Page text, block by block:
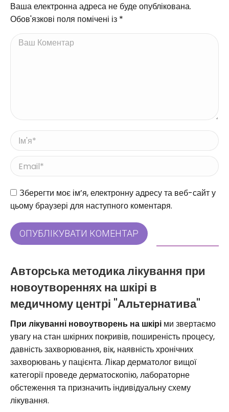
Ваша електронна адреса не буде опублікована.
Обов'язкові поля помічені із *
Ваш Коментар
Ім'я *
Email *
Веб-сайт
Зберегти моє ім’я, електронну адресу та веб-сайт у
цьому браузері для наступного коментаря.
ОПУБЛІКУВАТИ КОМЕНТАР
Авторська методика лікування при
новоутвореннях на шкірі в
медичному центрі "Альтернатива"
При лікуванні новоутворень на шкірі ми звертаємо
увагу на стан шкірних покривів, поширеність процесу,
давність захворювання, вік, наявність хронічних
захворювань у пацієнта. Лікар дерматолог вищої
категорії проведе дерматоскопію, лабораторне
обстеження та призначить індивідуальну схему
лікування.